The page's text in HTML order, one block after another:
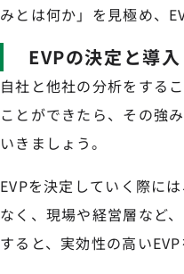
みとは何か」を見極め、
EVPの決定と導入
自社と他社の分析をする
ことができたら、その強
いきましょう。
EVPを決定していく際に
なく、現場や経営層など
すると、実効性の高い